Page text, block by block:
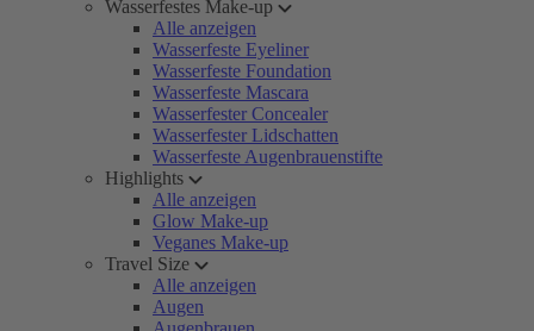
Wasserfestes Make-up
Alle anzeigen
Wasserfeste Eyeliner
Wasserfeste Foundation
Wasserfeste Mascara
Wasserfester Concealer
Wasserfester Lidschatten
Wasserfeste Augenbrauenstifte
Highlights
Alle anzeigen
Glow Make-up
Veganes Make-up
Travel Size
Alle anzeigen
Augen